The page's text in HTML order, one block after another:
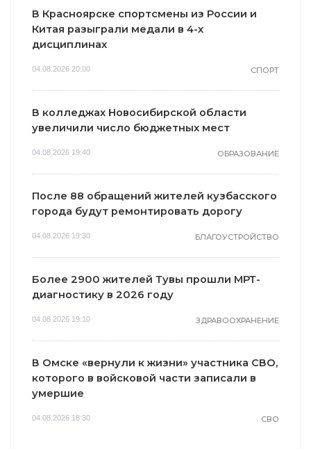
В Красноярске спортсмены из России и
Китая разыграли медали в 4-х
дисциплинах
04.08.2026 20:00 СПОРТ
В колледжах Новосибирской области
увеличили число бюджетных мест
04.08.2026 19:40 ОБРАЗОВАНИЕ
После 88 обращений жителей кузбасского
города будут ремонтировать дорогу
04.08.2026 19:30 БЛАГОУСТРОЙСТВО
Более 2900 жителей Тувы прошли МРТ-
диагностику в 2026 году
04.08.2026 19:10 ЗДРАВООХРАНЕНИЕ
В Омске «вернули к жизни» участника СВО,
которого в войсковой части записали в
умершие
04.08.2026 18:30 СВО